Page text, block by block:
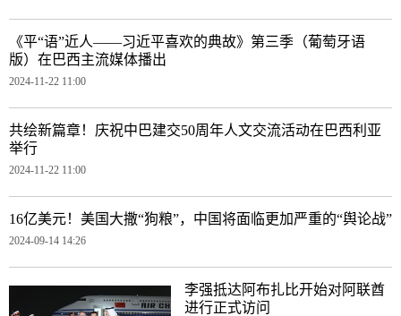
《平“语”近人——习近平喜欢的典故》第三季（葡萄牙语
版）在巴西主流媒体播出
2024-11-22 11:00
共绘新篇章！庆祝中巴建交50周年人文交流活动在巴西利亚
举行
2024-11-22 11:00
16亿美元！美国大撒“狗粮”，中国将面临更加严重的“舆论战”
2024-09-14 14:26
李强抵达阿布扎比开始对阿联酋
进行正式访问